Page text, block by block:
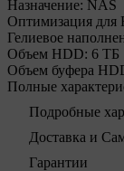
Назначение: NAS
Оптимизация для
Гелиевое
Объем HDD: 6 ТБ
Объем буфера
Полные
Подробные
Доставка и
Гарантии